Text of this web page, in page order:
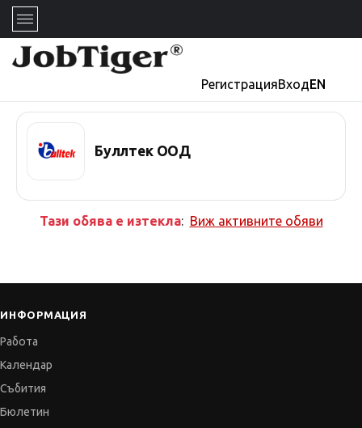
РегистрацияВходEN
Буллтек ООД
Тази обява е изтекла: Виж активните обяви
ИНФОРМАЦИЯ
Работа
Календар
Събития
Бюлетин